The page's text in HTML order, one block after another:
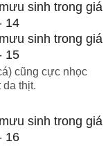
cũng cực nhọc
da thịt.